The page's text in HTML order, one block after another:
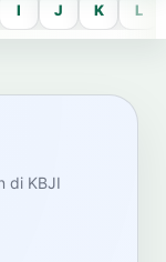
Indonesia saat
I J K L
di KBJI